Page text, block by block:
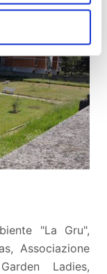
"La Gru",
Associazione
Ladies,